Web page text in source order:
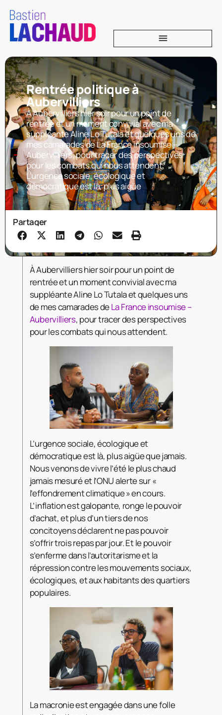
Rentrée politique à
Aubervilliers
À Aubervilliers hier soir pour un point de
rentrée et un moment convivial avec ma
suppléante Aline Lo Tutala et quelques uns de
mes camarades de La France insoumise –
Aubervilliers, pour tracer des perspectives
pour les combats qui nous attendent.
L’urgence sociale, écologique et
démocratique est là, plus aigüe
Partager
À Aubervilliers hier soir pour un point de
rentrée et un moment convivial avec ma
suppléante Aline Lo Tutala et quelques uns
de mes camarades deLa France insoumise –
Aubervilliers, pour tracer des perspectives
pour les combats qui nous attendent.
L’urgence sociale, écologique et
démocratique est là, plus aigüe que jamais.
Nous venons de vivre l’été le plus chaud
jamais mesuré et l’ONU alerte sur «
l’effondrement climatique » en cours.
L’inflation est galopante, ronge lepouvoir
d’achat, et plus d’un tiers de nos
concitoyens déclarent ne pas pouvoir
s’offrir trois repas par jour. Et le pouvoir
s’enferme dans l’autoritarisme et la
répression contre les mouvements sociaux,
écologiques, et aux habitants des quartiers
populaires.
La macronie est engagée dans une folle